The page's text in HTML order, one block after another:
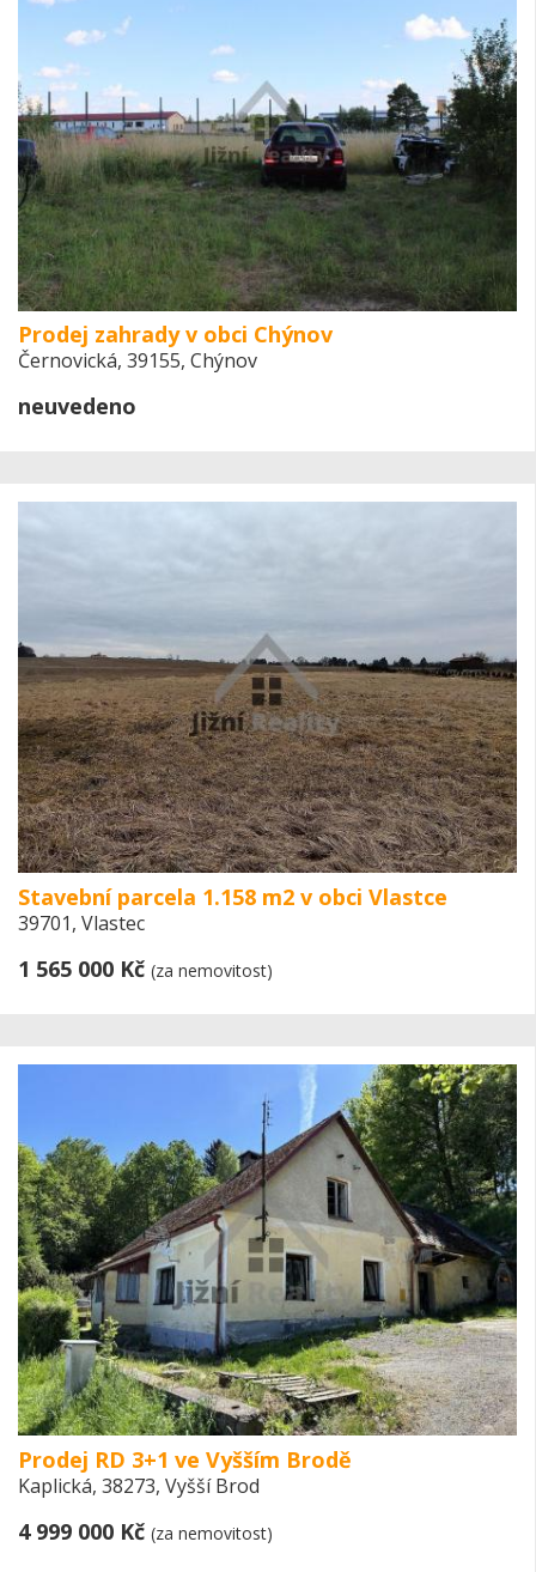
Prodej zahrady v obci Chýnov
Černovická, 39155, Chýnov
neuvedeno
Stavební parcela 1.158 m2 v obci Vlastce
39701, Vlastec
1 565 000 Kč (za nemovitost)
Prodej RD 3+1 ve Vyšším Brodě
Kaplická, 38273, Vyšší Brod
4 999 000 Kč (za nemovitost)